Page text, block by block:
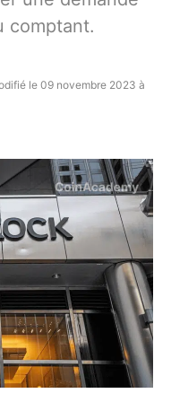
comptant.
le 09 novembre 2023 à